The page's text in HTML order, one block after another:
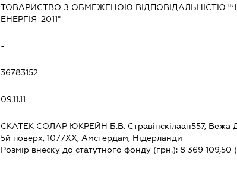
ТОВАРИСТВО З ОБМЕЖЕНОЮ ВІДПОВІДАЛЬНІСТЮ
ЕНЕРГІЯ-2011"
-
36783152
09.11.11
СКАТЕК СОЛАР ЮКРЕЙН Б.В. Стравінскілаан557, Вежа
5й поверх, 1077ХХ, Амстердам, Нідерланди
Розмір внеску до статутного фонду (грн.): 8 369 109,50